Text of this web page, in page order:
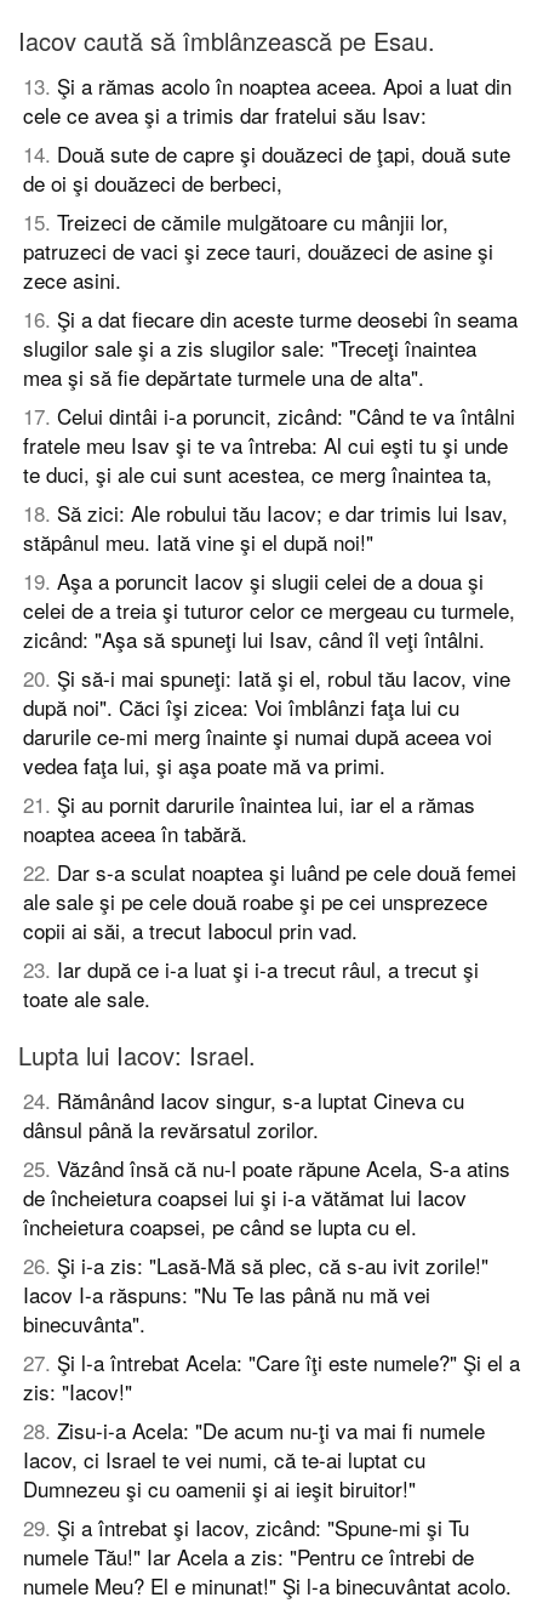
Iacov caută să îmblânzească pe Esau.
13. Şi a rămas acolo în noaptea aceea. Apoi a luat din
cele ce avea şi a trimis dar fratelui său Isav:
14. Două sute de capre şi douăzeci de ţapi, două sute
de oi şi douăzeci de berbeci,
15. Treizeci de cămile mulgătoare cu mânjii lor,
patruzeci de vaci şi zece tauri, douăzeci de asine şi
zece asini.
16. Şi a dat fiecare din aceste turme deosebi în seama
slugilor sale şi a zis slugilor sale: "Treceţi înaintea
mea şi să fie depărtate turmele una de alta".
17. Celui dintâi i-a poruncit, zicând: "Când te va întâlni
fratele meu Isav şi te va întreba: Al cui eşti tu şi unde
te duci, şi ale cui sunt acestea, ce merg înaintea ta,
18. Să zici: Ale robului tău Iacov; e dar trimis lui Isav,
stăpânul meu. Iată vine şi el după noi!"
19. Aşa a poruncit Iacov şi slugii celei de a doua şi
celei de a treia şi tuturor celor ce mergeau cu turmele,
zicând: "Aşa să spuneţi lui Isav, când îl veţi întâlni.
20. Şi să-i mai spuneţi: Iată şi el, robul tău Iacov, vine
după noi". Căci îşi zicea: Voi îmblânzi faţa lui cu
darurile ce-mi merg înainte şi numai după aceea voi
vedea faţa lui, şi aşa poate mă va primi.
21. Şi au pornit darurile înaintea lui, iar el a rămas
noaptea aceea în tabără.
22. Dar s-a sculat noaptea şi luând pe cele două femei
ale sale şi pe cele două roabe şi pe cei unsprezece
copii ai săi, a trecut Iabocul prin vad.
23. Iar după ce i-a luat şi i-a trecut râul, a trecut şi
toate ale sale.
Lupta lui Iacov: Israel.
24. Rămânând Iacov singur, s-a luptat Cineva cu
dânsul până la revărsatul zorilor.
25. Văzând însă că nu-l poate răpune Acela, S-a atins
de încheietura coapsei lui şi i-a vătămat lui Iacov
încheietura coapsei, pe când se lupta cu el.
26. Şi i-a zis: "Lasă-Mă să plec, că s-au ivit zorile!"
Iacov I-a răspuns: "Nu Te las până nu mă vei
binecuvânta".
27. Şi l-a întrebat Acela: "Care îţi este numele?" Şi el a
zis: "Iacov!"
28. Zisu-i-a Acela: "De acum nu-ţi va mai fi numele
Iacov, ci Israel te vei numi, că te-ai luptat cu
Dumnezeu şi cu oamenii şi ai ieşit biruitor!"
29. Şi a întrebat şi Iacov, zicând: "Spune-mi şi Tu
numele Tău!" Iar Acela a zis: "Pentru ce întrebi de
numele Meu? El e minunat!" Şi l-a binecuvântat acolo.